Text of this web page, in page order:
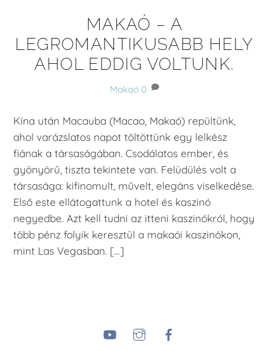
MAKAÓ – A
LEGROMANTIKUSABB HELY
AHOL EDDIG VOLTUNK.
Makaó 0
Kína után Macauba (Macao, Makaó) repültünk,
ahol varázslatos napot töltöttünk egy lelkész
fiának a társaságában. Csodálatos ember, és
gyönyörű, tiszta tekintete van. Felüdülés volt a
társasága: kifinomult, művelt, elegáns viselkedése.
Első este ellátogattunk a hotel és kaszinó
negyedbe. Azt kell tudni az itteni kaszinókról, hogy
több pénz folyik keresztül a makaói kaszinókon,
mint Las Vegasban. […]
YouTube Instagram